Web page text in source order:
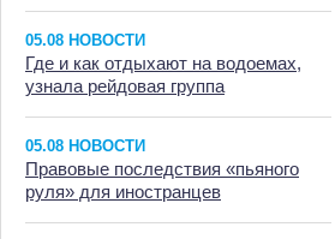
05.08 НОВОСТИ
Где и как отдыхают на водоемах,
узнала рейдовая группа
05.08 НОВОСТИ
Правовые последствия «пьяного
руля» для иностранцев